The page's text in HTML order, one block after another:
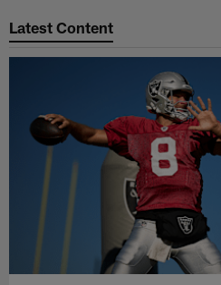
Latest Content